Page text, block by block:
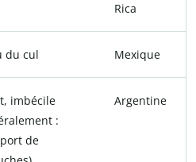
Rica
du cul Mexique
imbécile
:
de
Argentine